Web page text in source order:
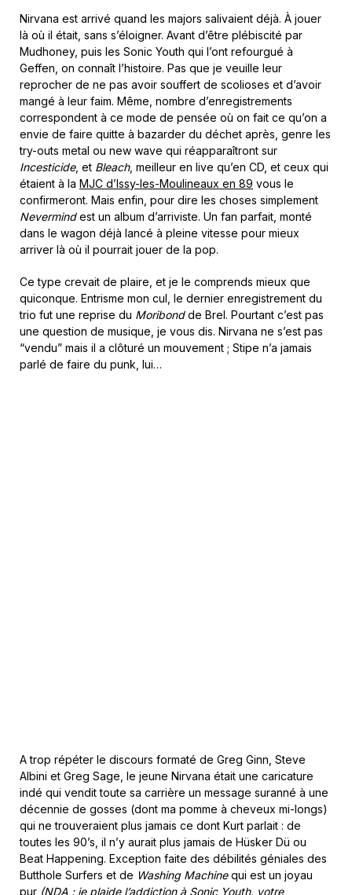
Nirvana est arrivé quand les majors salivaient déjà. À jouer
là où il était, sans s’éloigner. Avant d’être plébiscité par
Mudhoney, puis les Sonic Youth qui l’ont refourgué à
Geffen, on connaît l’histoire. Pas que je veuille leur
reprocher de ne pas avoir souffert de scolioses et d’avoir
mangé à leur faim. Même, nombre d’enregistrements
correspondent à ce mode de pensée où on fait ce qu’on a
envie de faire quitte à bazarder du déchet après, genre les
try-outs metal ou new wave qui réapparaîtront sur
Incesticide, et Bleach, meilleur en live qu’en CD, et ceux qui
étaient à la MJC d’Issy-les-Moulineaux en 89 vous le
confirmeront. Mais enfin, pour dire les choses simplement
Nevermindest un album d’arriviste. Un fan parfait, monté
dans le wagon déjà lancé à pleine vitesse pour mieux
arriver là où il pourrait jouer de la pop.
Ce type crevait de plaire, et je le comprends mieux que
quiconque. Entrisme mon cul, le dernier enregistrement du
trio fut une reprise du Moribondde Brel. Pourtant c’est pas
une question de musique, je vous dis. Nirvana ne s’est pas
“vendu” mais il a clôturé un mouvement ; Stipe n’a jamais
parlé de faire du punk, lui…
A trop répéter le discours formaté de Greg Ginn, Steve
Albini et Greg Sage, le jeune Nirvana était une caricature
indé qui vendit toute sa carrière un message suranné à une
décennie de gosses (dont ma pomme à cheveux mi-longs)
qui ne trouveraient plus jamais ce dont Kurt parlait : de
toutes les 90’s, il n’y aurait plus jamais de Hüsker Dü ou
Beat Happening. Exception faite des débilités géniales des
Butthole Surfers et de Washing Machinequi est un joyau
pur (NDA : je plaide l’addiction à Sonic Youth, votre